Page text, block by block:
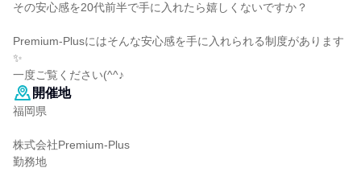
その安心感を20代前半で手に入れたら嬉しくないですか？
Premium-Plusにはそんな安心感を手に入れられる制度があります
✨
一度ご覧ください(^^♪
開催地
福岡県
株式会社Premium‐Plus
勤務地